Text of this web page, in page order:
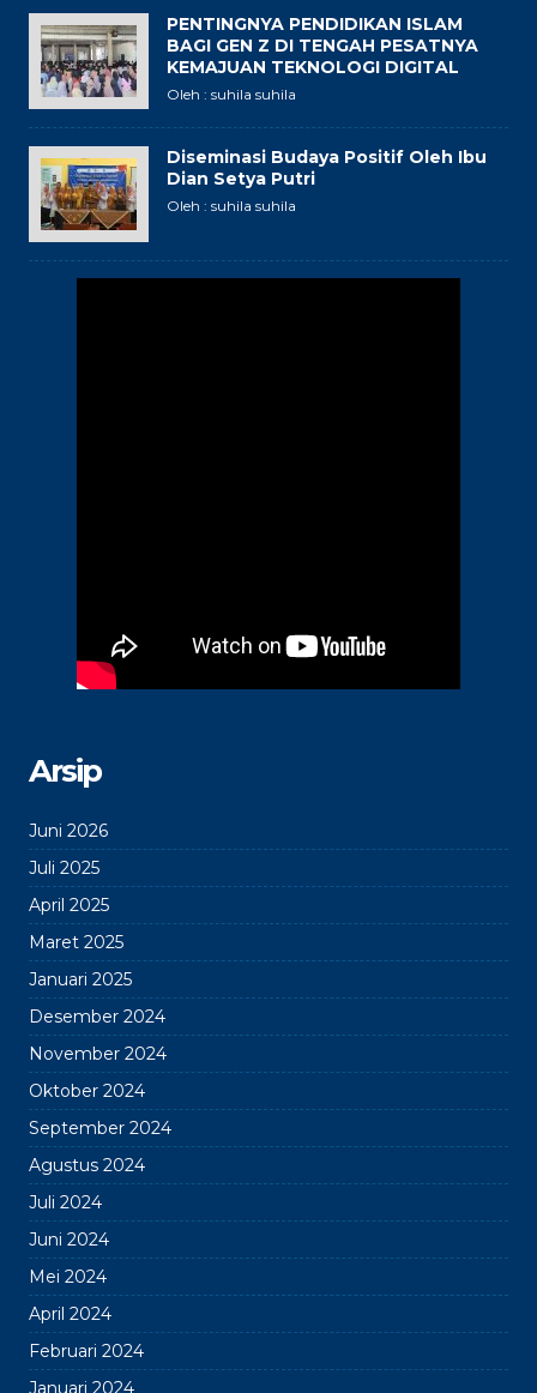
PENTINGNYA PENDIDIKAN ISLAM
BAGI GEN Z DI TENGAH PESATNYA
KEMAJUAN TEKNOLOGI DIGITAL
Oleh : suhila suhila
Diseminasi Budaya Positif Oleh Ibu
Dian Setya Putri
Oleh : suhila suhila
Arsip
Juni 2026
Juli 2025
April 2025
Maret 2025
Januari 2025
Desember 2024
November 2024
Oktober 2024
September 2024
Agustus 2024
Juli 2024
Juni 2024
Mei 2024
April 2024
Februari 2024
Januari 2024